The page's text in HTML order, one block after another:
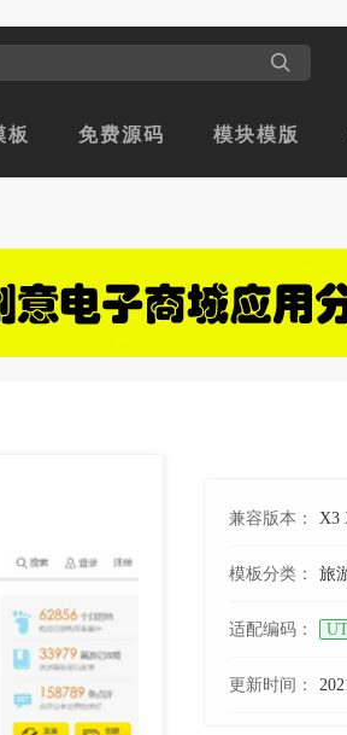
板 免费源码 模块模版
兼容版本： X3
模板分类： 旅
适配编码：
更新时间：